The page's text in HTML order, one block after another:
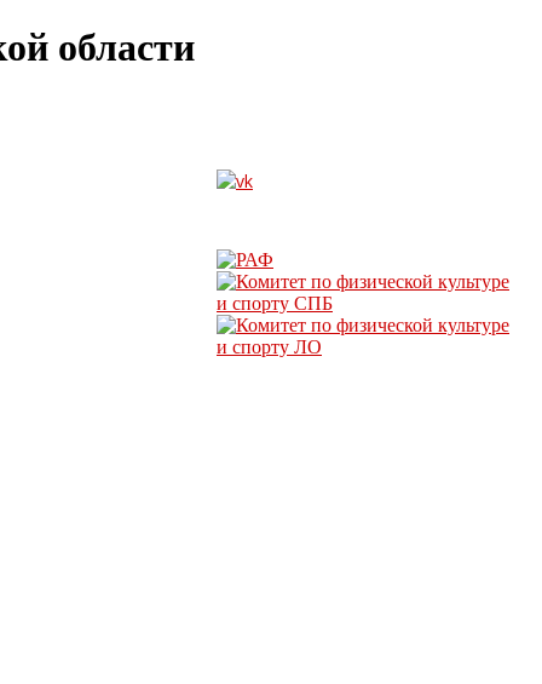
области